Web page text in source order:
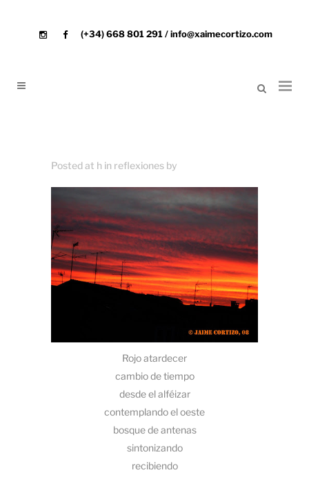
(+34) 668 801 291 / info@xaimecortizo.com
Posted at h in reflexiones by
Rojo atardecer
cambio de tiempo
desde el alféizar
contemplando el oeste
bosque de antenas
sintonizando
recibiendo